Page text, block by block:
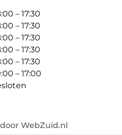
– 17:30
– 17:30
– 17:30
– 17:30
– 17:30
– 17:00
WebZuid.nl